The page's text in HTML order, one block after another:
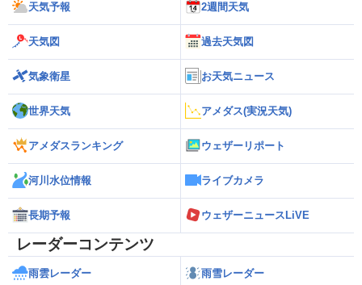
天気予報 2週間天気
天気図 過去天気図
気象衛星 お天気ニュース
世界天気 アメダス(実況天気)
アメダスランキング ウェザーリポート
河川水位情報 ライブカメラ
長期予報 ウェザーニュースLiVE
レーダーコンテンツ
雨雲レーダー 雨雪レーダー